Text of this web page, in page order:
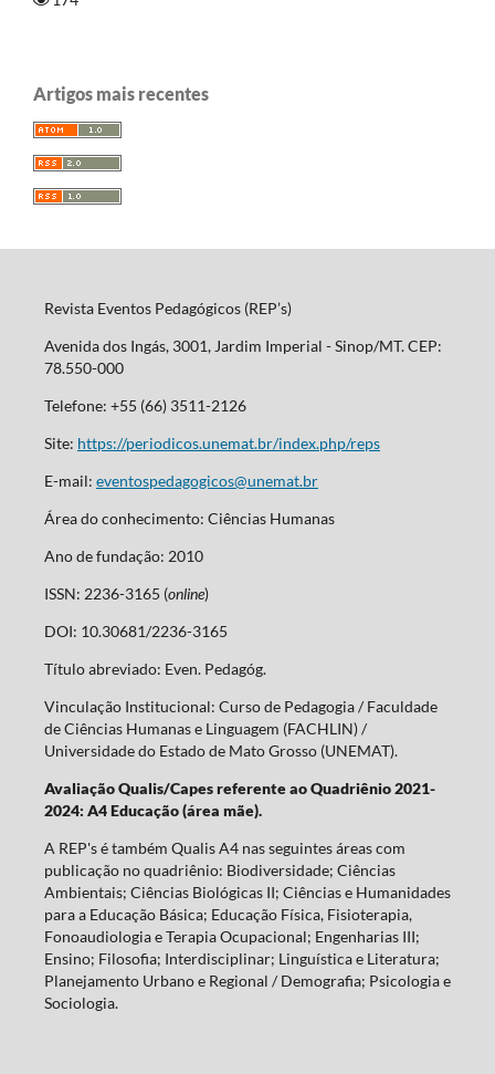
Artigos mais recentes
Revista Eventos Pedagógicos (REP’s)
Avenida dos Ingás, 3001, Jardim Imperial - Sinop/MT. CEP:
78.550-000
Telefone: +55 (66) 3511-2126
Site: https://periodicos.unemat.br/index.php/reps
E-mail: eventospedagogicos@unemat.br
Área do conhecimento: Ciências Humanas
Ano de fundação: 2010
ISSN: 2236-3165 (online)
DOI: 10.30681/2236-3165
Título abreviado: Even. Pedagóg.
Vinculação Institucional: Curso de Pedagogia / Faculdade
de Ciências Humanas e Linguagem (FACHLIN) /
Universidade do Estado de Mato Grosso (UNEMAT).
Avaliação Qualis/Capes referente ao Quadriênio 2021-
2024: A4 Educação (área mãe).
A REP's é também Qualis A4 nas seguintes áreas com
publicação no quadriênio: Biodiversidade; Ciências
Ambientais; Ciências Biológicas II; Ciências e Humanidades
para a Educação Básica; Educação Física, Fisioterapia,
Fonoaudiologia e Terapia Ocupacional; Engenharias III;
Ensino; Filosofia; Interdisciplinar; Linguística e Literatura;
Planejamento Urbano e Regional / Demografia; Psicologia e
Sociologia.